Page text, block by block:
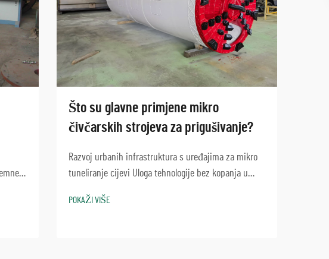
Što su glavne primjene mikro
čivčarskih strojeva za prigušivanje?
Razvoj urbanih infrastruktura s uređajima za mikro
tuneliranje cijevi Uloga tehnologije bez kopanja u
kopanja, poput mikro tuneliranja cijevi, danas su
POKAŽI VIŠE